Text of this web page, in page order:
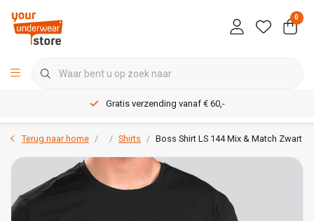
0
Gratis verzending vanaf € 60,-
Terug naar home Shirts Boss Shirt LS 144 Mix & Match Zwart